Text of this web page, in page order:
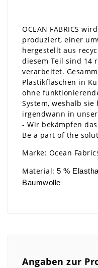
OCEAN FABRICS
produziert, einer
hergestellt aus
diesem Teil sind 14
verarbeitet.
Plastikflaschen in
ohne
System, weshalb
irgendwann in
- Wir bekämpfen
Be a part of the
Marke: Ocean
Material: 5 %
Baumwolle
Angaben zur